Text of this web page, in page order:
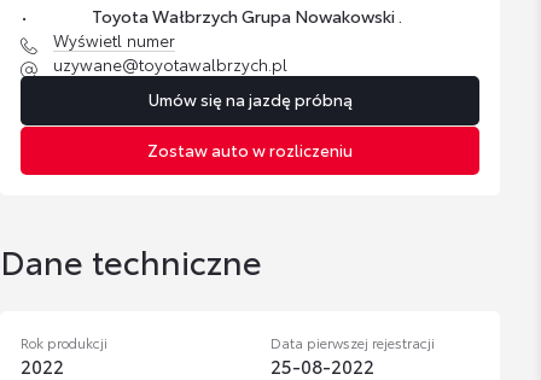
Toyota Wałbrzych Grupa Nowakowski .
Wyświetl numer
uzywane@toyotawalbrzych.pl
Umów się na jazdę próbną
Zostaw auto w rozliczeniu
Dane techniczne
Rok produkcji
2022
Data pierwszej rejestracji
25-08-2022